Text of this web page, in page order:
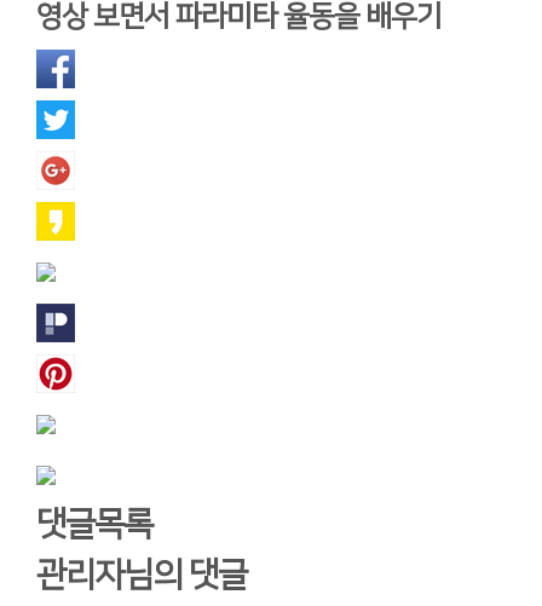
영상 보면서 파라미타 율동을 배우기
댓글목록
관리자님의 댓글